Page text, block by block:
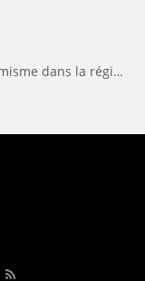
dans la région